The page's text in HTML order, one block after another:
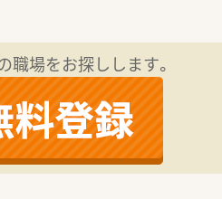
ります。
がら業務を行っております。
場をお探しします。